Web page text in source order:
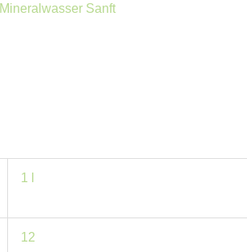
Mineralwasser Sanft
1 l
12